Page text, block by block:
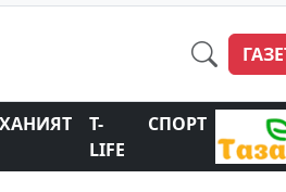
T-
LIFE
СПОРТ